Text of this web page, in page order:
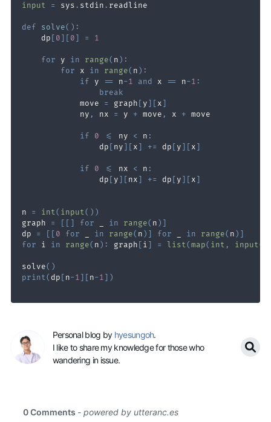
input
= sys . stdin .
def solve( ) :
    dp
[ 0 ] [ 0 ] = 1
for y in range( n ) :
for x in range( n ) :
if y == n-1 and x == n-1 :
break
            move
= graph [ y ] [ x ]
            ny
, nx = y + move , x +
if 0 <= ny < n :
                dp
[ ny ] [ x ] += dp [ y ] [ x ]
if 0 <= nx < n :
                dp
[ y ] [ nx ] += dp [ y ] [ x ]
n = int( input( ) )
graph = [ [ ] for in range( n ) ]
dp = [ [ 0 for in range( n ) ] for in range( n ) ]
for i in range( n ) : graph [ i ] = list(map( int , input(
solve( )
print(dp [ n-1 ] [ n-1 ] )
Personal blog by hyesungoh.
I like to share my knowledge for those who
wandering in issue.